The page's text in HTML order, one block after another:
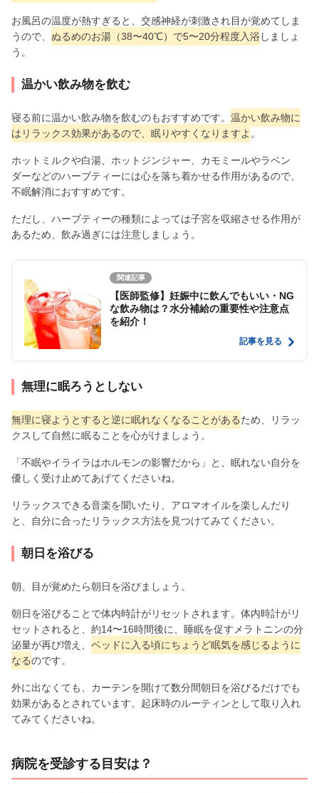
お風呂の温度が熱すぎると、交感神経が刺激され目が覚めてしま
うので、 ぬるめのお湯（38〜40℃）で5〜20分程度入浴 しましょ
う。
温かい飲み物を飲む
寝る前に温かい飲み物を飲むのもおすすめです。 温かい飲み物に
はリラックス効果があるので、眠りやすくなりますよ 。
ホットミルクや白湯、ホットジンジャー、カモミールやラベン
ダーなどのハーブティーには心を落ち着かせる作用があるので、
不眠解消におすすめです。
ただし、ハーブティーの種類によっては子宮を収縮させる作用が
あるため、飲み過ぎには注意しましょう。
関連記事
【医師監修】妊娠中に飲んでもいい・NG
な飲み物は？水分補給の重要性や注意点
を紹介！
記事を見る
無理に眠ろうとしない
無理に寝ようとすると逆に眠れなくなることがあるため、リラッ
クスして自然に眠ることを心がけましょう。
「不眠やイライラはホルモンの影響だから」と、眠れない自分を
優しく受け止めてあげてくださいね。
リラックスできる音楽を聞いたり、アロマオイルを楽しんだり
と、自分に合ったリラックス方法を見つけてみてください。
朝日を浴びる
朝、目が覚めたら朝日を浴びましょう。
朝日を浴びることで体内時計がリセットされます。体内時計がリ
セットされると、約14〜16時間後に、睡眠を促すメラトニンの分
泌量が再び増え、 ベッドに入る頃にちょうど眠気を感じるように
なるのです。
外に出なくても、カーテンを開けて数分間朝日を浴びるだけでも
効果があるとされています。起床時のルーティンとして取り入れ
てみてくださいね。
病院を受診する目安は？